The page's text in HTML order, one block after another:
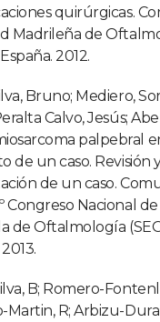
quirúrgicas.
Madrileña de
2012.
Bruno; Mediero,
Calvo, Jesús;
palpebral
de un caso. Revisión
de un caso.
Congreso Nacional
de Oftalmología
B; Romero-
Martin, R; Arbizu-